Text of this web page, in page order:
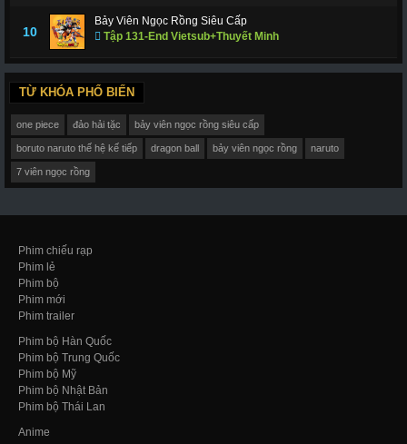
10
Bảy Viên Ngọc Rồng Siêu Cấp
Tập 131-End Vietsub+Thuyết Minh
TỪ KHÓA PHỔ BIẾN
one piece đảo hải tặc bảy viên ngọc rồng siêu cấp
boruto naruto thế hệ kế tiếp dragon ball bảy viên ngọc rồng naruto
7 viên ngọc rồng
Phim chiếu rạp
Phim lẻ
Phim bộ
Phim mới
Phim trailer
Phim bộ Hàn Quốc
Phim bộ Trung Quốc
Phim bộ Mỹ
Phim bộ Nhật Bản
Phim bộ Thái Lan
Anime